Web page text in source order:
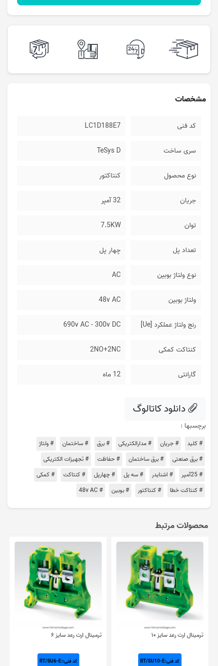
مشخصات
کد فنی LC1D188E7
سری ساخت TeSys D
نوع محصول کنتاکتور
جریان 32 آمپر
توان 7.5KW
تعداد پل چهار پل
نوع ولتاژ بوبین AC
ولتاژ بوبین 48v AC
رنج ولتاژ عملکرد [Ue] 690v AC - 300v DC
کنتاکت کمکی 2NO+2NC
گارانتی 12 ماه
دانلود کاتالوگ
برچسبها :
# کلید # جریان # مدارالکتریکی # برق # ساختمان
# ولتاژ
# برق صنعتی
# برق ساختمان # حفاظت
# تجهیزات الکتریکی
# 25آمپر
# اشنایدر # سه پل # چهارپل # کنتاکت
# کمکی
# کنتاکت خطا
# کنتاکتور # بوبین # 48v AC
محصولات مرتبط
ترمینال ارت رعد سایز ۱۰
کد فنی:RT/SU10-E
ترمینال ارت رعد سایز ۶
کد فنی::RT/SU6-E